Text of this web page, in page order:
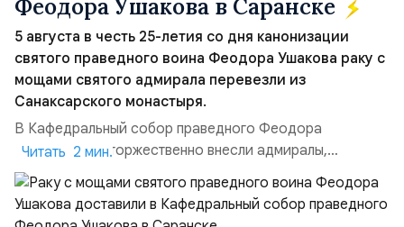
Феодора Ушакова в Саранске
5 августа в честь 25-летия со дня канонизации
святого праведного воина Феодора Ушакова раку с
мощами святого адмирала перевезли из
Санаксарского монастыря.
В Кафедральный собор праведного Феодора
Ушакова раку торжественно внесли адмиралы,
участвовавшие в канонизации святого праведного
воина Феодора Ушакова 25 лет назад:Адмирал
Владимир Прокофьевич Валуев, командующий
Читать 2 мин.